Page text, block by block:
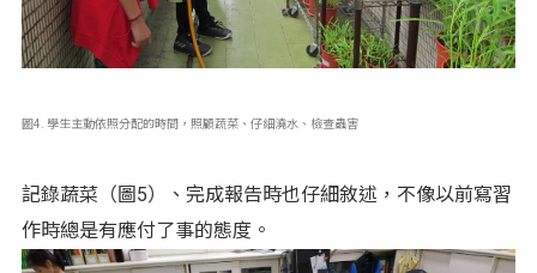
圖4. 學生主動依照分配的時間，照顧蔬菜、仔細澆水、檢查蟲害
記錄蔬菜（圖5）、完成報告時也仔細敘述，不像以前寫習
作時總是有應付了事的態度。